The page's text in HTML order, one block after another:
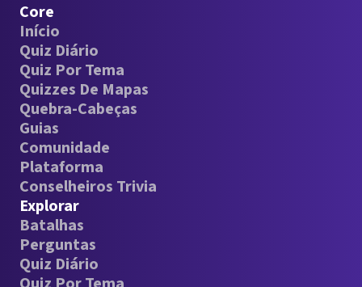
Core
Início
Quiz Diário
Quiz Por Tema
Quizzes De Mapas
Quebra-Cabeças
Guias
Comunidade
Plataforma
Conselheiros Trivia
Explorar
Batalhas
Perguntas
Quiz Diário